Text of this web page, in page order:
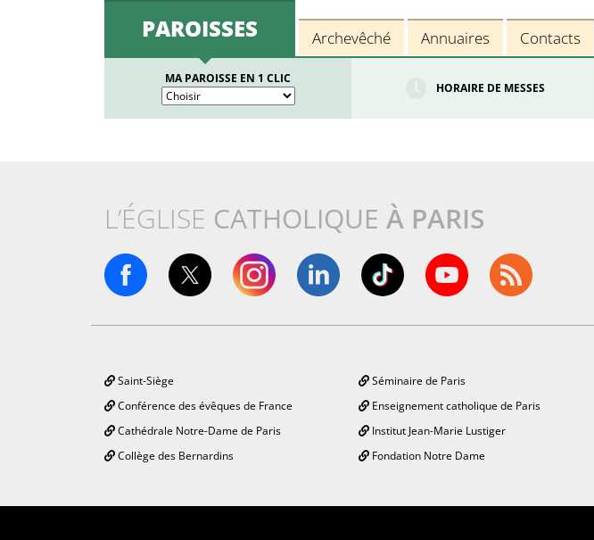
PAROISSES Archevêché Annuaires Contacts
MA PAROISSE EN 1 CLIC
HORAIRE DE MESSES
L’ÉGLISE CATHOLIQUE À PARIS
Saint-Siège
Conférence des évêques de France
Cathédrale Notre-Dame de Paris
Collège des Bernardins
Séminaire de Paris
Enseignement catholique de Paris
Institut Jean-Marie Lustiger
Fondation Notre Dame